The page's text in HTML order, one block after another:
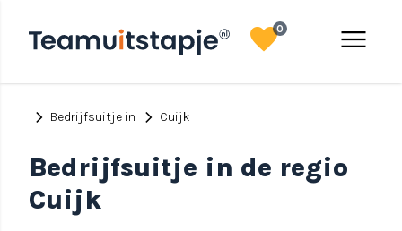
menu
favorite0
chevron_right Bedrijfsuitje in chevron_right Cuijk
Bedrijfsuitje in de regio
Cuijk